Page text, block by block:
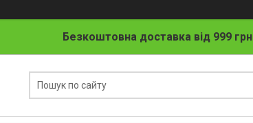
Безкоштовна доставка від 999 грн